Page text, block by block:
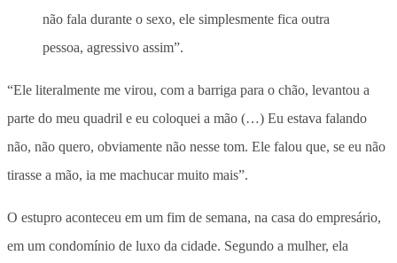
não fala durante o sexo, ele simplesmente fica outra
pessoa, agressivo assim”.
“Ele literalmente me virou, com a barriga para o chão, levantou a
parte do meu quadril e eu coloquei a mão (…) Eu estava falando
não, não quero, obviamente não nesse tom. Ele falou que, se eu não
tirasse a mão, ia me machucar muito mais”.
O estupro aconteceu em um fim de semana, na casa do empresário,
em um condomínio de luxo da cidade. Segundo a mulher, ela